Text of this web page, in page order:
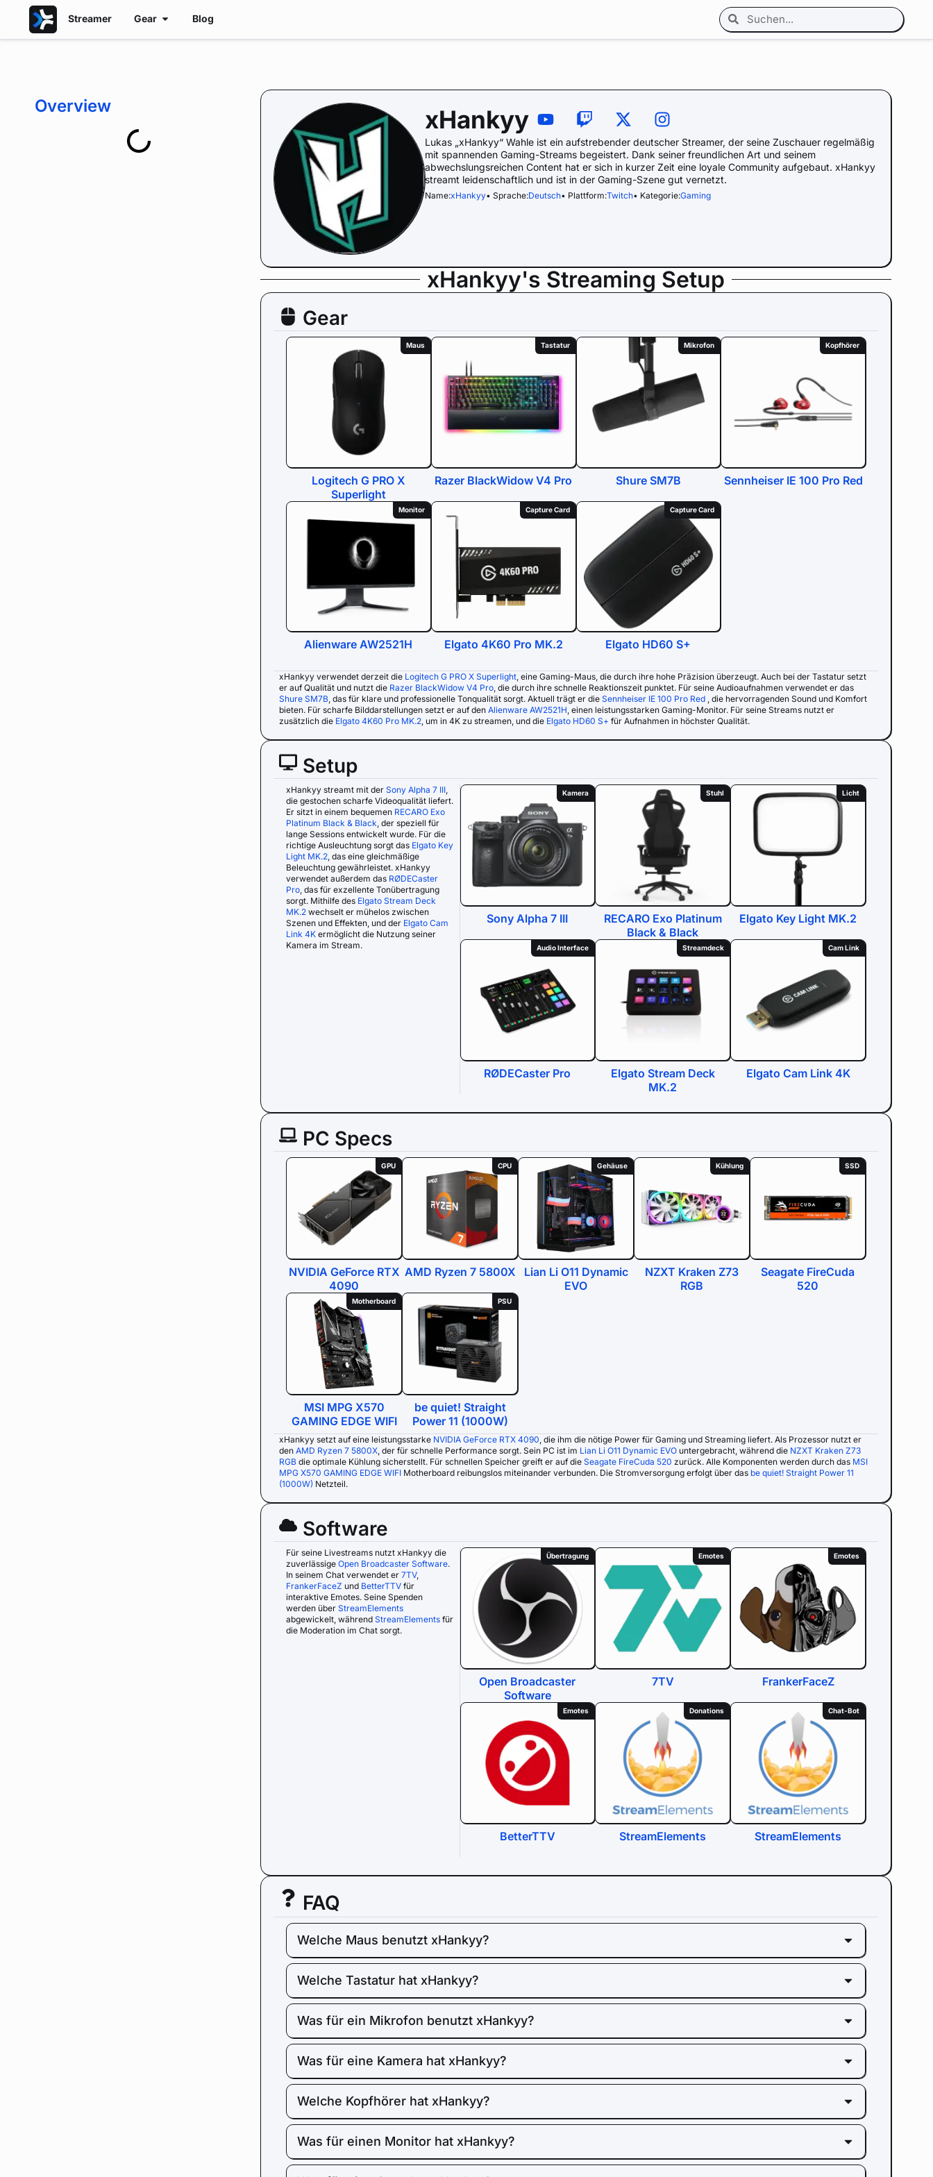
Streamer Gear Blog
Overview xHankyy
Lukas „xHankyy“ Wahle ist ein aufstrebender deutscher Streamer, der seine Zuschauer regelmäßig
mit spannenden Gaming-Streams begeistert. Dank seiner freundlichen Art und seinem
abwechslungsreichen Content hat er sich in kurzer Zeit eine loyale Community aufgebaut. xHankyy
streamt leidenschaftlich und ist in der Gaming-Szene gut vernetzt.
Name:xHankyy• Sprache:Deutsch• Plattform:Twitch• Kategorie:Gaming
xHankyy's Streaming Setup
Gear
Maus
Logitech G PRO X
Superlight
Tastatur
Razer BlackWidow V4 Pro
Mikrofon
Shure SM7B
Kopfhörer
Sennheiser IE 100 Pro Red
Monitor
Alienware AW2521H
Capture Card
Elgato 4K60 Pro MK.2
Capture Card
Elgato HD60 S+
xHankyy verwendet derzeit die Logitech G PRO X Superlight, eine Gaming-Maus, die durch ihre hohe Präzision überzeugt. Auch bei der Tastatur setzt
er auf Qualität und nutzt die Razer BlackWidow V4 Pro, die durch ihre schnelle Reaktionszeit punktet. Für seine Audioaufnahmen verwendet er das
Shure SM7B, das für klare und professionelle Tonqualität sorgt. Aktuell trägt er die Sennheiser IE 100 Pro Red , die hervorragenden Sound und Komfort
bieten. Für scharfe Bilddarstellungen setzt er auf den Alienware AW2521H, einen leistungsstarken Gaming-Monitor. Für seine Streams nutzt er
zusätzlich die Elgato 4K60 Pro MK.2, um in 4K zu streamen, und die Elgato HD60 S+ für Aufnahmen in höchster Qualität.
Setup
xHankyy streamt mit der Sony Alpha 7 III,
die gestochen scharfe Videoqualität liefert.
Er sitzt in einem bequemen RECARO Exo
Platinum Black & Black, der speziell für
lange Sessions entwickelt wurde. Für die
richtige Ausleuchtung sorgt das Elgato Key
Light MK.2, das eine gleichmäßige
Beleuchtung gewährleistet. xHankyy
verwendet außerdem das RØDECaster
Pro, das für exzellente Tonübertragung
sorgt. Mithilfe des Elgato Stream Deck
MK.2 wechselt er mühelos zwischen
Szenen und Effekten, und der Elgato Cam
Link 4K ermöglicht die Nutzung seiner
Kamera im Stream.
Kamera
Sony Alpha 7 III
Stuhl
RECARO Exo Platinum
Black & Black
Licht
Elgato Key Light MK.2
Audio Interface
RØDECaster Pro
Streamdeck
Elgato Stream Deck
MK.2
Cam Link
Elgato Cam Link 4K
PC Specs
GPU
NVIDIA GeForce RTX
4090
CPU
AMD Ryzen 7 5800X
Gehäuse
Lian Li O11 Dynamic
EVO
Kühlung
NZXT Kraken Z73
RGB
SSD
Seagate FireCuda
520
Motherboard
MSI MPG X570
GAMING EDGE WIFI
PSU
be quiet! Straight
Power 11 (1000W)
xHankyy setzt auf eine leistungsstarke NVIDIA GeForce RTX 4090 , die ihm die nötige Power für Gaming und Streaming liefert. Als Prozessor nutzt er
den AMD Ryzen 7 5800X , der für schnelle Performance sorgt. Sein PC ist im Lian Li O11 Dynamic EVO untergebracht, während die NZXT Kraken Z73
RGB die optimale Kühlung sicherstellt. Für schnellen Speicher greift er auf die Seagate FireCuda 520 zurück. Alle Komponenten werden durch das MSI
MPG X570 GAMING EDGE WIFI Motherboard reibungslos miteinander verbunden. Die Stromversorgung erfolgt über das be quiet! Straight Power 11
(1000W) Netzteil.
Software
Für seine Livestreams nutzt xHankyy die
zuverlässige Open Broadcaster Software.
In seinem Chat verwendet er 7TV,
FrankerFaceZ und BetterTTV für
interaktive Emotes. Seine Spenden
werden über StreamElements
abgewickelt, während StreamElements für
die Moderation im Chat sorgt.
Übertragung
Open Broadcaster
Software
Emotes
7TV
Emotes
FrankerFaceZ
Emotes
BetterTTV
Donations
StreamElements
Chat-Bot
StreamElements
FAQ
Welche Maus benutzt xHankyy?
Welche Tastatur hat xHankyy?
Was für ein Mikrofon benutzt xHankyy?
Was für eine Kamera hat xHankyy?
Welche Kopfhörer hat xHankyy?
Was für einen Monitor hat xHankyy?